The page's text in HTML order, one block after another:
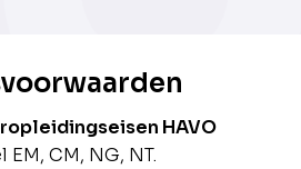
HAVO
CM, NG, NT.